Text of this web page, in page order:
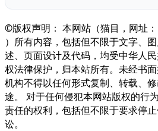
©版权声明： 本网站（猫目，网址
）所有内容，包括但不限于文字、
述、页面设计及代码，均受中华人
权法律保护，归本站所有。未经书
机构不得以任何形式复制、转载、
途。 对于任何侵犯本网站版权的行
责任的权利，包括但不限于要求停
讼。